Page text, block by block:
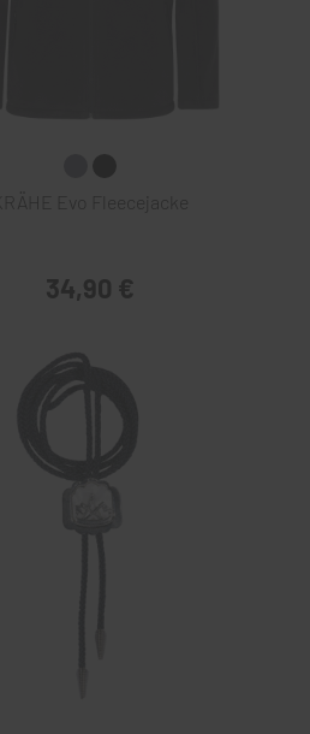
KRÄHE Evo Fleecejacke
34,90 €